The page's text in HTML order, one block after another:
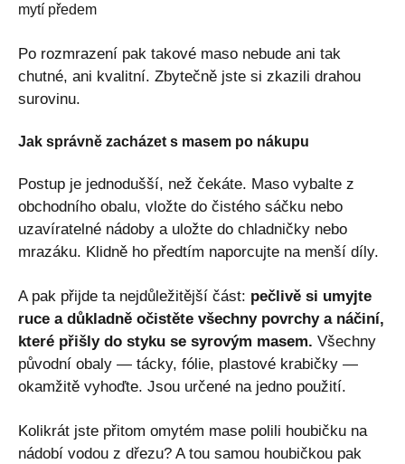
mytí předem
Po rozmrazení pak takové maso nebude ani tak
chutné, ani kvalitní. Zbytečně jste si zkazili drahou
surovinu.
Jak správně zacházet s masem po nákupu
Postup je jednodušší, než čekáte. Maso vybalte z
obchodního obalu, vložte do čistého sáčku nebo
uzavíratelné nádoby a uložte do chladničky nebo
mrazáku. Klidně ho předtím naporcujte na menší díly.
A pak přijde ta nejdůležitější část: pečlivě si umyjte
ruce a důkladně očistěte všechny povrchy a náčiní,
které přišly do styku se syrovým masem. Všechny
původní obaly — tácky, fólie, plastové krabičky —
okamžitě vyhoďte. Jsou určené na jedno použití.
Kolikrát jste přitom omytém mase polili houbičku na
nádobí vodou z dřezu? A tou samou houbičkou pak